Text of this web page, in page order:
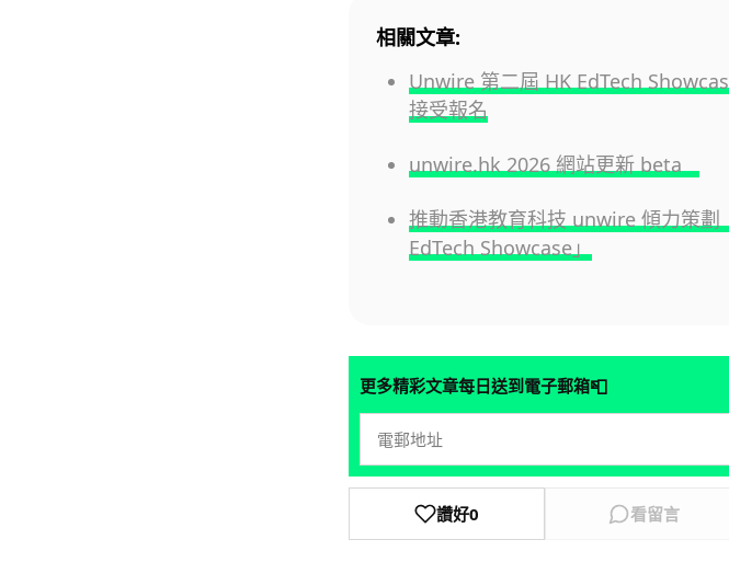
相關文章:
Unwire 第二屆 HK EdTech
接受報名
unwire.hk 2026 網站更新 beta
推動香港教育科技 unwire 傾力策
EdTech Showcase」
更多精彩文章每日送到電子郵箱📮
讚好0 看留言